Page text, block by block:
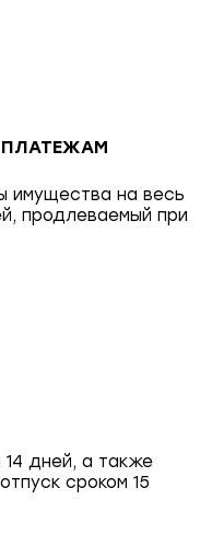
имущества на весь
продлеваемый при
дней, а также
сроком 15